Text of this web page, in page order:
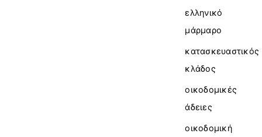
ελληνικό
μάρμαρο
κατασκευαστικός
κλάδος
οικοδομικές
άδειες
οικοδομική